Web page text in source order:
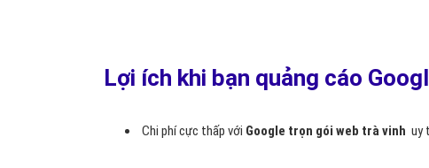
Lợi ích khi bạn quảng cáo
Chi phí cực thấp với Google trọn gói web trà vinh uy